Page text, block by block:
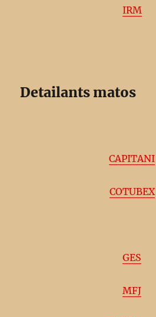
IRM
Detailants matos
CAPITANI
COTUBEX
GES
MFJ